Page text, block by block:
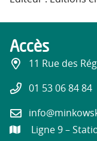
Accès
11 Rue des
01 53 06 84 84
Ligne 9 –